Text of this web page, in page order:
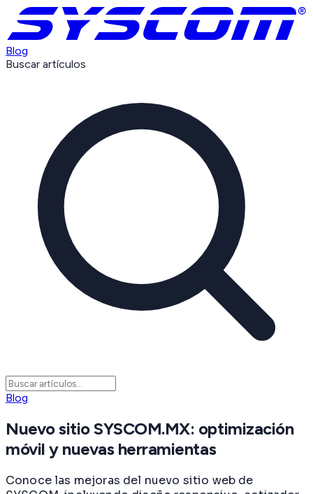
Blog
Buscar artículos
Blog
Nuevo sitio SYSCOM.MX: optimización
móvil y nuevas herramientas
Conoce las mejoras del nuevo sitio web de